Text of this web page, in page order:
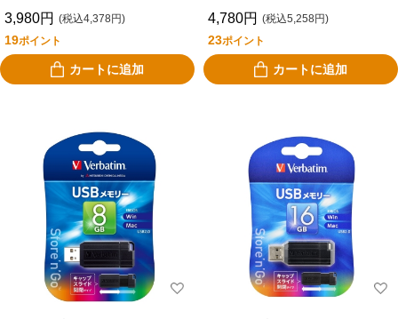
３２ＧＶＺ２ ３２ＧＢ
3,980円 (税込4,378円)
19ポイント
カートに追加
６４ＧＶＺ２
4,780円 (税込5,258円)
23ポイント
カートに追加